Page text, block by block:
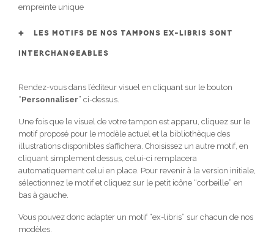
empreinte unique
LES MOTIFS DE NOS TAMPONS EX-LIBRIS SONT
INTERCHANGEABLES
Rendez-vous dans l’éditeur visuel en cliquant sur le bouton
“Personnaliser” ci-dessus.
Une fois que le visuel de votre tampon est apparu, cliquez sur le
motif proposé pour le modèle actuel et la bibliothèque des
illustrations disponibles s’affichera. Choisissez un autre motif, en
cliquant simplement dessus, celui-ci remplacera
automatiquement celui en place. Pour revenir à la version initiale,
sélectionnez le motif et cliquez sur le petit icône “corbeille” en
bas à gauche.
Vous pouvez donc adapter un motif “ex-libris” sur chacun de nos
modèles.